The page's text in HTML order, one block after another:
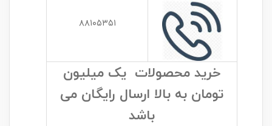
۸۸۱۰۵۳۵۱
خرید محصولات یک میلیون
تومان به بالا ارسال رایگان می
باشد